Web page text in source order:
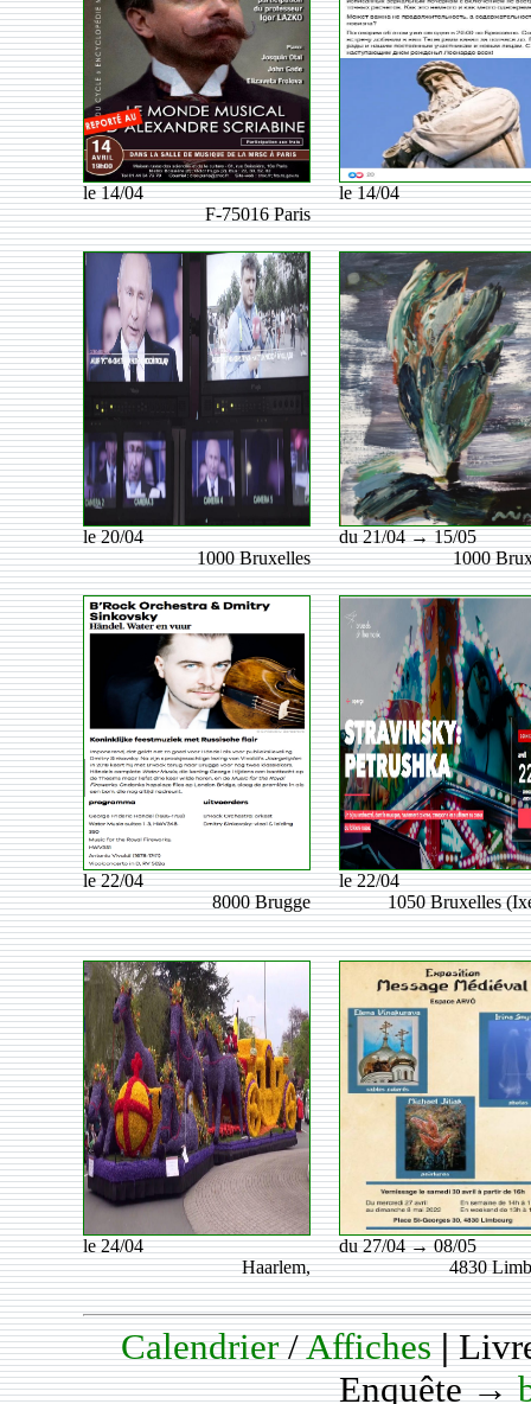
le 14/04
F-75016 Paris
le 14/04
le 20/04
1000 Bruxelles
du 21/04 → 15/05
1000
le 22/04
8000 Brugge
le 22/04
1050 Bruxelles
le 24/04
Haarlem,
du 27/04 → 08/05
4830
Calendrier/Affiches |
Enquête →